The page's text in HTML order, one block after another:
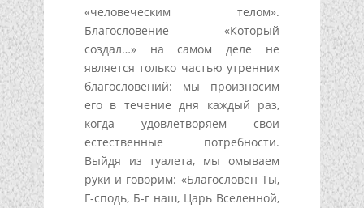
«человеческим телом».
Благословение «Который
создал…» на самом деле не
является только частью утренних
благословений: мы произносим
его в течение дня каждый раз,
когда удовлетворяем свои
естественные потребности.
Выйдя из туалета, мы омываем
руки и говорим: «Благословен Ты,
Г-сподь, Б-г наш, Царь Вселенной,